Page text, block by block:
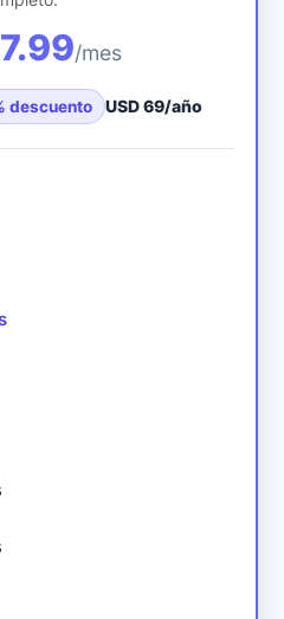
/mes
descuento USD 69/año